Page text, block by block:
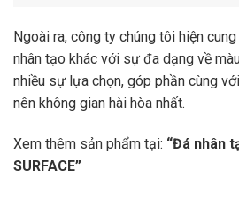
Ngoài ra, công ty chúng tôi hiện
nhân tạo khác với sự đa dạng về
nhiều sự lựa chọn, góp phần cùng
nên không gian hài hòa nhất.
Xem thêm sản phẩm tại: “Đá nhân
SURFACE”